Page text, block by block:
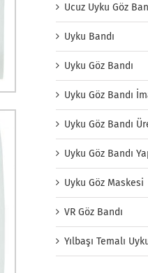
Ucuz Uyku Göz
Uyku Bandı
Uyku Göz Bandı
Uyku Göz Bandı
Uyku Göz Bandı
Uyku Göz Bandı
Uyku Göz Maskesi
VR Göz Bandı
Yılbaşı Temalı